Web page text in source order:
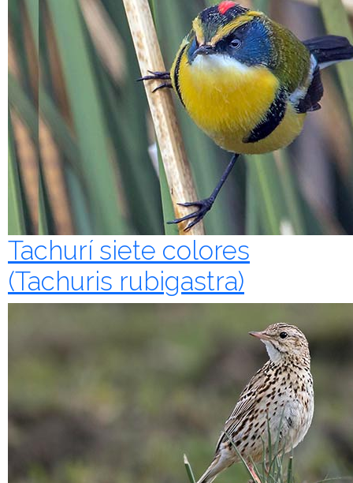
Tachurí siete colores
(Tachuris rubigastra)